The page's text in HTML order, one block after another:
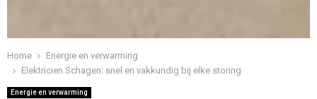
Home
Energie en verwarming
Elektricien Schagen: snel en vakkundig bij elke storing
Energie en verwarming